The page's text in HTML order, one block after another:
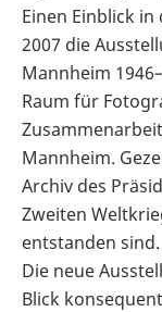
Einen Einblick
2007 die
Mannheim
Raum für
Mannheim.
Archiv des
Zweiten
entstanden sind.
Die neue
Blick